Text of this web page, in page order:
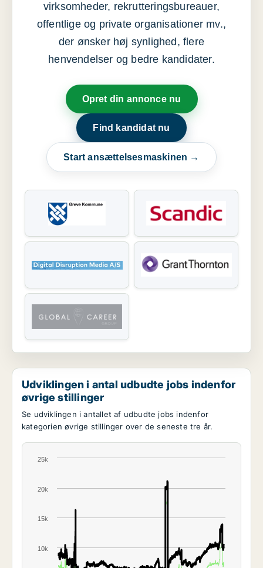
virksomheder, rekrutteringsbureauer,
offentlige og private organisationer mv.,
der ønsker høj synlighed, flere
henvendelser og bedre kandidater.
Opret din annonce nu
Find kandidat nu
Start ansættelsesmaskinen →
Udviklingen i antal udbudte jobs indenfor
øvrige stillinger
Se udviklingen i antallet af udbudte jobs indenfor
kategorien øvrige stillinger over de seneste tre år.
10k
15k
20k
25k